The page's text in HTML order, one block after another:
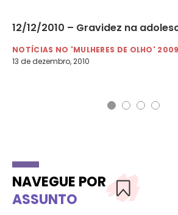
12/12/2010 – Gravidez na
NOTÍCIAS NO 'MULHERES DE OLHO'
13 de dezembro, 2010
NAVEGUE POR
ASSUNTO